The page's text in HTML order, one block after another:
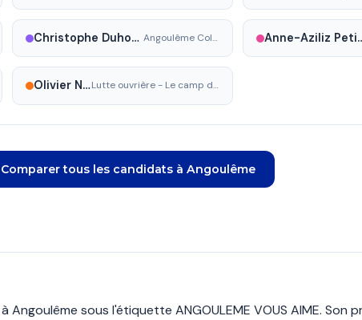
Christophe Duhoux-Salaberry Angoulême Collectif 2026 Anne-
Olivier Nicolas Lutte ouvrière - Le camp des travailleurs
Comparer tous les candidats à Angoulême
sous l'étiquette ANGOULEME VOUS AIME. Son